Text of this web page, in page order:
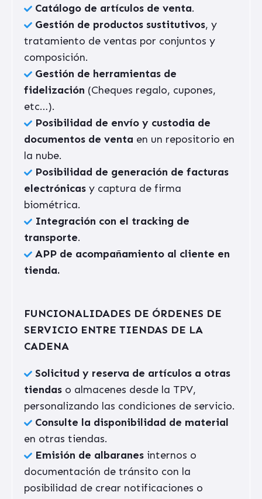
Catálogo de artículos de venta.
Gestión de productos sustitutivos, y
tratamiento de ventas por conjuntos y
composición.
Gestión de herramientas de
fidelización (Cheques regalo, cupones,
etc…).
Posibilidad de envío y custodia de
documentos de venta en un repositorio en
la nube.
Posibilidad de generación de facturas
electrónicas y captura de firma
biométrica.
Integración con el tracking de
transporte.
APP de acompañamiento al cliente en
tienda.
FUNCIONALIDADES DE ÓRDENES DE
SERVICIO ENTRE TIENDAS DE LA
CADENA
Solicitud y reserva de artículos a otras
tiendas o almacenes desde la TPV,
personalizando las condiciones de servicio.
Consulte la disponibilidad de material
en otras tiendas.
Emisión de albaranes internos o
documentación de tránsito con la
posibilidad de crear notificaciones o